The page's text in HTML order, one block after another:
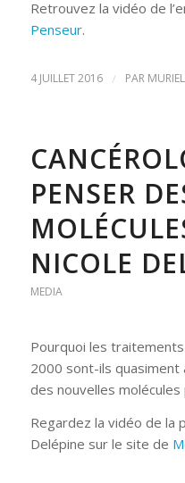
Retrouvez la vidéo de
Penseur.
4 JUILLET 2016 / PAR MURIEL
PENSER
NICOLE
MEDIA
Pourquoi les traitements
2000 sont-ils quasiment
des nouvelles
Regardez la vidéo de la
Delépine sur le site de